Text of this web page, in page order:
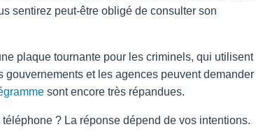
sentirez peut-être obligé de consulter son
plaque tournante pour les criminels, qui utilisent
et les agences peuvent demander
sont encore très répandues.
? La réponse dépend de vos intentions.